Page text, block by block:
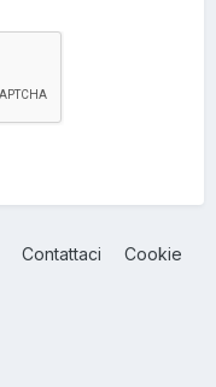
Contattaci Cookie